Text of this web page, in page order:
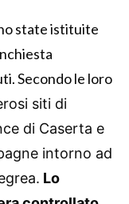
state istituite
Secondo le loro
siti di
di Caserta e
intorno ad
Lo